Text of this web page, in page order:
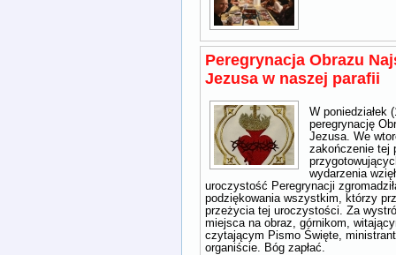
Peregrynacja Obrazu
Jezusa w naszej parafii
W poniedziałek
peregrynację
Jezusa. We
zakończenie tej
wydarzenia
uroczystość Peregrynacji
podziękowania wszystkim, którzy
przeżycia tej uroczystości. Za
miejsca na obraz, górnikom,
czytającym Pismo Święte,
organiście. Bóg zapłać.